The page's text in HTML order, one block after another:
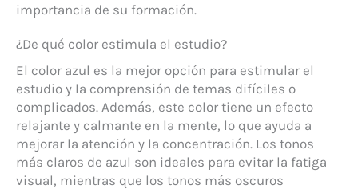
importancia de su formación.
¿De qué color estimula el estudio?
El color azul es la mejor opción para estimular el
estudio y la comprensión de temas difíciles o
complicados. Además, este color tiene un efecto
relajante y calmante en la mente, lo que ayuda a
mejorar la atención y la concentración. Los tonos
más claros de azul son ideales para evitar la fatiga
visual, mientras que los tonos más oscuros